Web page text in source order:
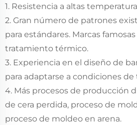
1. Resistencia a altas
2. Gran número de patrones
para estándares. Marcas
tratamiento térmico.
3. Experiencia en el diseño de
para adaptarse a condiciones de
4. Más procesos de producción
de cera perdida, proceso de
proceso de moldeo en arena.